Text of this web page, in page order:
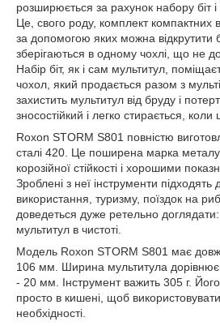
розширюється за рахунок набору біт
Це, свого роду, комплект компактних
за допомогою яких можна відкрутити
зберігаються в одному чохлі, що не
Набір біт, як і сам мультитул,
чохол, який продається разом з
захистить мультитул від бруду і
зносостійкий і легко стирається, коли
Roxon STORM S801 повністю
сталі 420. Це поширена марка
корозійної стійкості і хорошими
Зроблені з неї інструменти
використання, туризму, поїздок на
доведеться дуже ретельно доглядати:
мультитул в чистоті.
Модель Roxon STORM S801 має
106 мм. Ширина мультитула
- 20 мм. Інструмент важить 305 г.
просто в кишені, щоб
необхідності.